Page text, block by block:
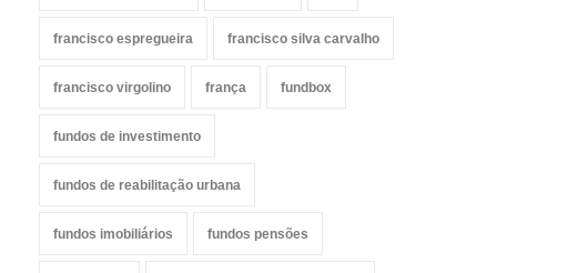
francisco espregueira francisco silva carvalho
francisco virgolino frança fundbox
fundos de investimento
fundos de reabilitação urbana
fundos imobiliários fundos pensões